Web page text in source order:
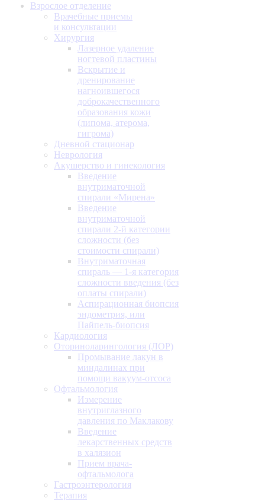
Взрослое отделение
Врачебные приемы
и консультации
Хирургия
Лазерное удаление
ногтевой пластины
Вскрытие и
дренирование
нагноившегося
доброкачественного
образования кожи
(липома, атерома,
гигрома)
Дневной стационар
Неврология
Акушерство и гинекология
Введение
внутриматочной
спирали «Мирена»
Введение
внутриматочной
спирали 2-й категории
сложности (без
стоимости спирали)
Внутриматочная
спираль — 1-я категория
сложности введения (без
оплаты спирали)
Аспирационная биопсия
эндометрия, или
Пайпель-биопсия
Кардиология
Оториноларингология (ЛОР)
Промывание лакун в
миндалинах при
помощи вакуум-отсоса
Офтальмология
Измерение
внутриглазного
давления по Маклакову
Введение
лекарственных средств
в халязион
Прием врача-
офтальмолога
Гастроэнтерология
Терапия